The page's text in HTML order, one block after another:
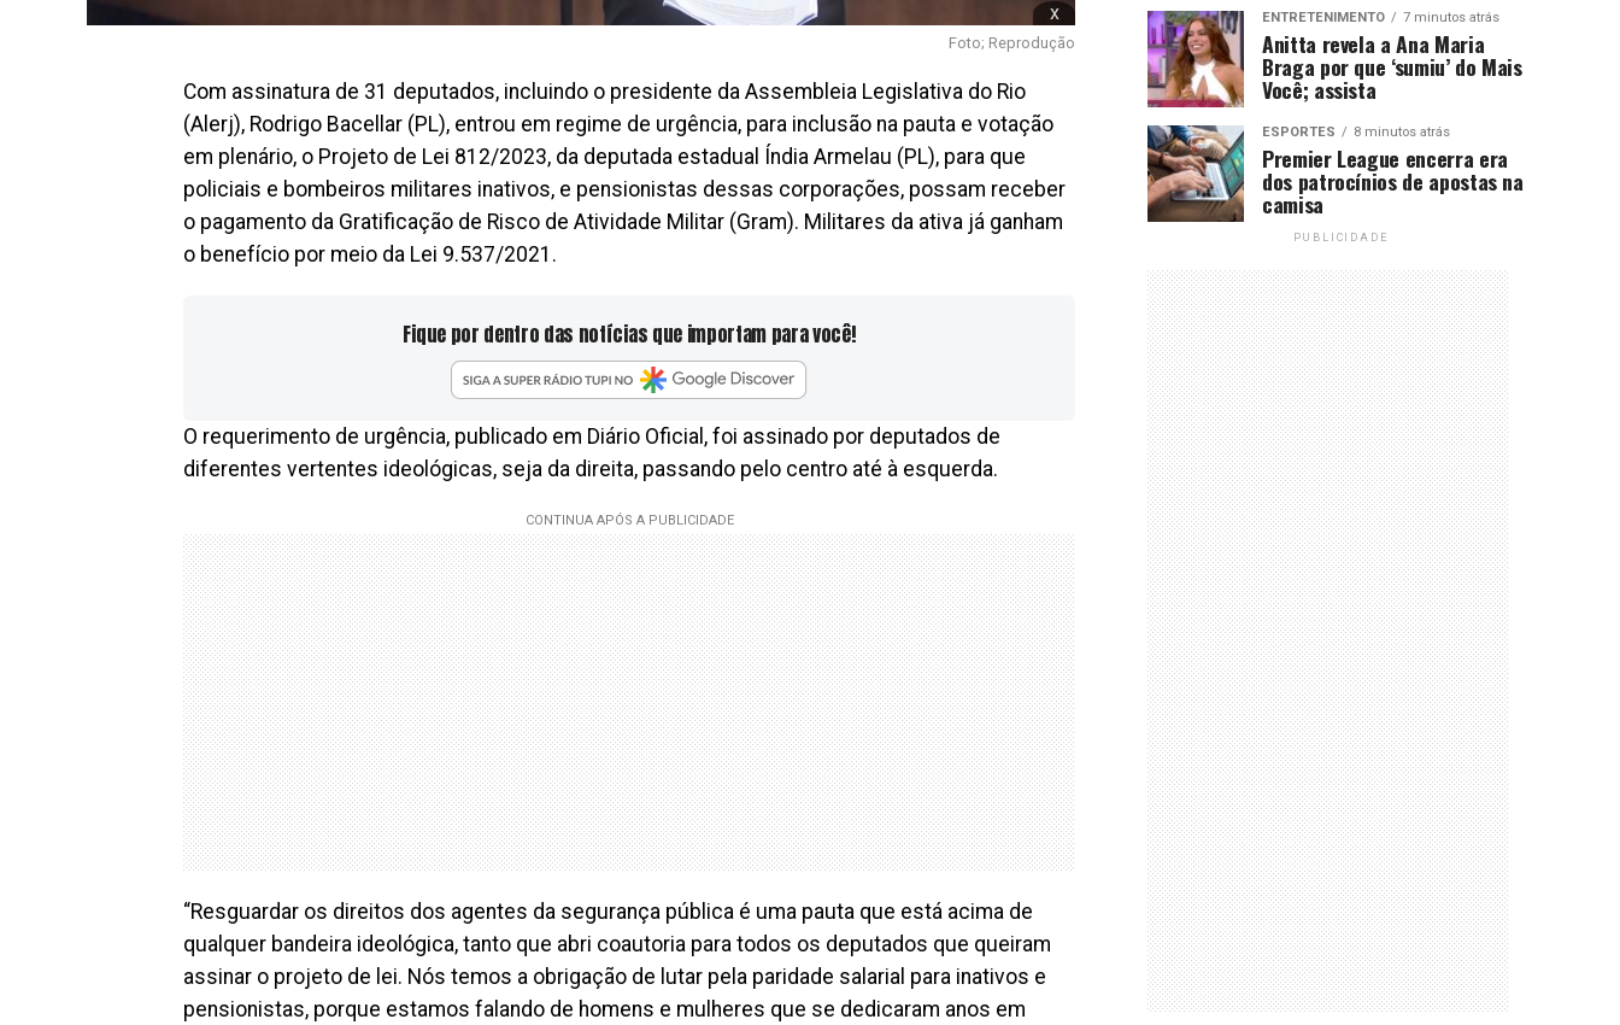
x
Foto; Reprodução
Com assinatura de 31 deputados, incluindo o presidente da Assembleia Legislativa do Rio
(Alerj), Rodrigo Bacellar (PL), entrou em regime de urgência, para inclusão na pauta e votação
em plenário, o Projeto de Lei 812/2023, da deputada estadual Índia Armelau (PL), para que
policiais e bombeiros militares inativos, e pensionistas dessas corporações, possam receber
o pagamento da Gratificação de Risco de Atividade Militar (Gram). Militares da ativa já ganham
o benefício por meio da Lei 9.537/2021.
Fique por dentro das notícias que importam para você!
O requerimento de urgência, publicado em Diário Oficial, foi assinado por deputados de
diferentes vertentes ideológicas, seja da direita, passando pelo centro até à esquerda.
“Resguardar os direitos dos agentes da segurança pública é uma pauta que está acima de
qualquer bandeira ideológica, tanto que abri coautoria para todos os deputados que queiram
assinar o projeto de lei. Nós temos a obrigação de lutar pela paridade salarial para inativos e
pensionistas, porque estamos falando de homens e mulheres que se dedicaram anos em
ENTRETENIMENTO 7 minutos atrás
Anitta revela a Ana Maria
Braga por que ‘sumiu’ do Mais
Você; assista
ESPORTES 8 minutos atrás
Premier League encerra era
dos patrocínios de apostas na
camisa
PUBLICIDADE